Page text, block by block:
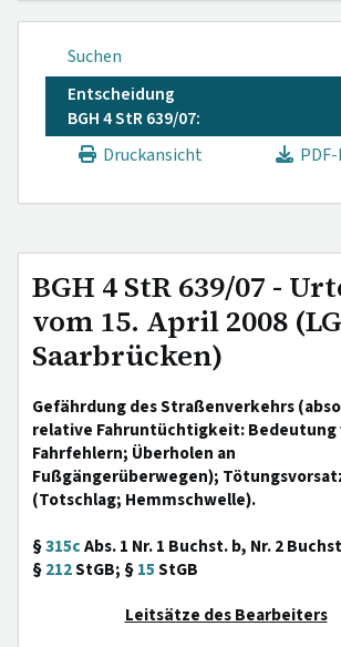
Suchen
Entscheidung
BGH 4 StR 639/07:
Druckansicht
BGH 4 StR 639/07 -
vom 15. April 2008 (LG
Saarbrücken)
Gefährdung des Straßenverkehrs
relative Fahruntüchtigkeit: Bedeutung
Fahrfehlern; Überholen an
Fußgängerüberwegen);
(Totschlag; Hemmschwelle).
§315cAbs. 1 Nr. 1 Buchst. b, Nr. 2
§212StGB; §15StGB
Leitsätze des Bearbeiters